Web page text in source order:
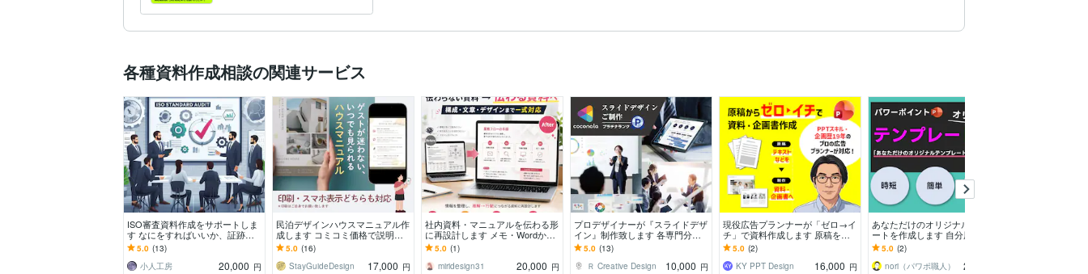
各種資料作成相談の関連サービス
ISO審査資料作成をサポートしま
す なにをすればいいか、証跡は
何がいるか、何を聞かれるか等
5.0 (13)
小人工房
20,000 円
民泊デザインハウスマニュアル作
成します コミコミ価格で説明文
など丸投げOK!ゲスト満足度UP
5.0 (16)
StayGuideDesign
17,000 円
社内資料・マニュアルを伝わる形
に再設計します メモ・Wordから
伝わる「資料づくり丸投げできる
サービス」
5.0 (1)
miridesign31
20,000 円
プロデザイナーが『スライドデザ
イン』制作致します 各専門分野
の実務歴12年～21年のデザイナ
ーメンバーがご対応
5.0 (13)
Ｒ Creative Design
10,000 円
現役広告プランナーが「ゼロ→イ
チ」で資料作成します 原稿を元
に、新規でPPTによる資料や企画
書を作成いたします
5.0 (2)
KY PPT Design
16,000 円
あなただけのオリジナルテンプレ
ートを作成します 自分用のテン
プレートで伝わりやすいプレゼン
ができる
5.0 (2)
nori（パワポ職人）
20,000